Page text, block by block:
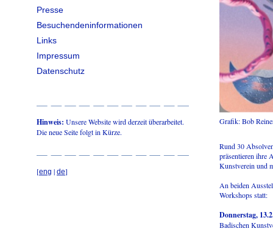
Presse
Besuchendeninformationen
Links
Impressum
Datenschutz
Hinweis: Unsere Website wird derzeit überarbeitet.
Die neue Seite folgt in Kürze.
[eng | de]
Grafik: Bob
Rund 30
präsentieren ihre
Kunstverein und
An beiden
Workshops statt:
Donnerstag,
Badischen